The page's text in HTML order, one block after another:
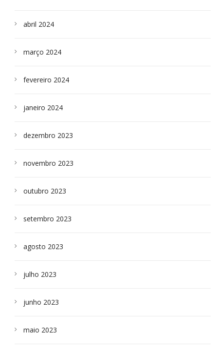
abril 2024
março 2024
fevereiro 2024
janeiro 2024
dezembro 2023
novembro 2023
outubro 2023
setembro 2023
agosto 2023
julho 2023
junho 2023
maio 2023